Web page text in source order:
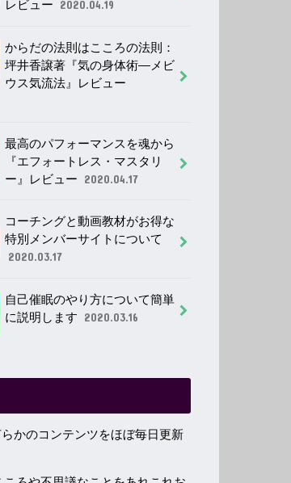
レビュー
2020.04.19
からだの法則はこころの法則：
坪井香譲著『気の身体術―メビ
ウス気流法』レビュー
最高のパフォーマンスを魂から
『エフォートレス・マスタリ
ー』レビュー
2020.04.17
コーチングと動画教材がお得な
特別メンバーサイトについて
2020.03.17
自己催眠のやり方について簡単
に説明します
2020.03.16
かのコンテンツをほぼ毎日更新